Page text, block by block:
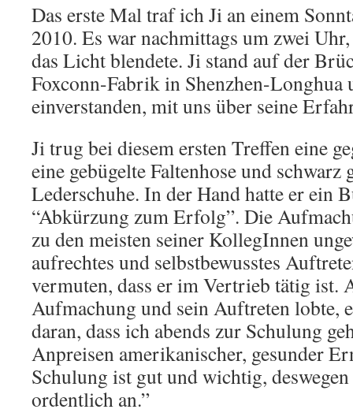
Das erste Mal traf ich Ji an einem
2010. Es war nachmittags um zwei
das Licht blendete. Ji stand auf der
Foxconn-Fabrik in Shenzhen-Longhua
einverstanden, mit uns über seine
Ji trug bei diesem ersten Treffen eine
eine gebügelte Faltenhose und schwarz
Lederschuhe. In der Hand hatte er ein
“Abkürzung zum Erfolg”. Die
zu den meisten seiner KollegInnen
aufrechtes und selbstbewusstes
vermuten, dass er im Vertrieb tätig ist.
Aufmachung und sein Auftreten lobte,
daran, dass ich abends zur Schulung
Anpreisen amerikanischer, gesunder
Schulung ist gut und wichtig,
ordentlich an.”